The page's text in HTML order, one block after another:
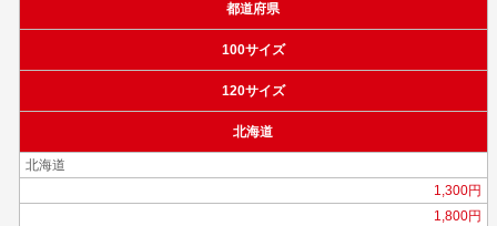
都道府県
100サイズ
120サイズ
北海道
北海道
1,300円
1,800円